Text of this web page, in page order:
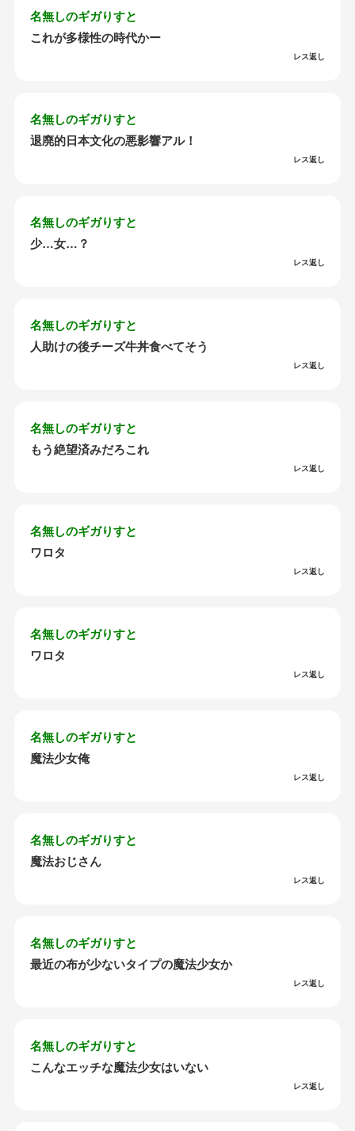
名無しのギガりすと
これが多様性の時代かー
レス返し
名無しのギガりすと
退廃的日本文化の悪影響アル！
レス返し
名無しのギガりすと
少…女…？
レス返し
名無しのギガりすと
人助けの後チーズ牛丼食べてそう
レス返し
名無しのギガりすと
もう絶望済みだろこれ
レス返し
名無しのギガりすと
ワロタ
レス返し
名無しのギガりすと
ワロタ
レス返し
名無しのギガりすと
魔法少女俺
レス返し
名無しのギガりすと
魔法おじさん
レス返し
名無しのギガりすと
最近の布が少ないタイプの魔法少女か
レス返し
名無しのギガりすと
こんなエッチな魔法少女はいない
レス返し